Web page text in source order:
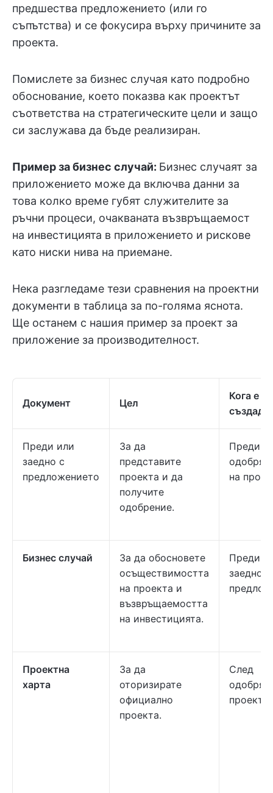
предшества предложението (или го
съпътства) и се фокусира върху причините за
проекта.
Помислете за бизнес случая като подробно
обоснование, което показва как проектът
съответства на стратегическите цели и защо
си заслужава да бъде реализиран.
Пример за бизнес случай: Бизнес случаят за
приложението може да включва данни за
това колко време губят служителите за
ръчни процеси, очакваната възвръщаемост
на инвестицията в приложението и рискове
като ниски нива на приемане.
Нека разгледаме тези сравнения на проектни
документи в таблица за по-голяма яснота.
Ще останем с нашия пример за проект за
приложение за производителност.
Документ Цел
Кога е
Преди или
заедно с
предложението
За да
представите
проекта и да
получите
одобрение.
Преди
на
Бизнес случай
За да обосновете
осъществимостта
на проекта и
възвръщаемостта
на инвестицията.
Преди
заедно с
Проектна
харта
За да
оторизирате
официално
проекта.
След
проекта